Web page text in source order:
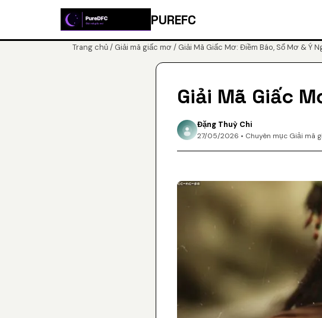
PUREFC
Trang chủ/ Giải mã giấc mơ / Giải Mã Giấc Mơ: Điềm Báo, Sổ Mơ & Ý
Giải Mã Giấc
Đặng Thuỳ Chi
27/05/2026 • Chuyên mục Giải mã